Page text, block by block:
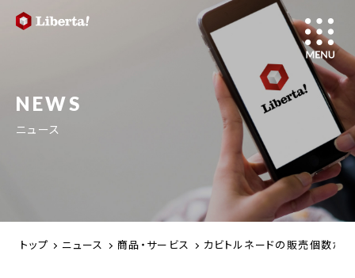
NEWS
ニュース
トップ ニュース 商品・サービス カビトルネードの販売個数が